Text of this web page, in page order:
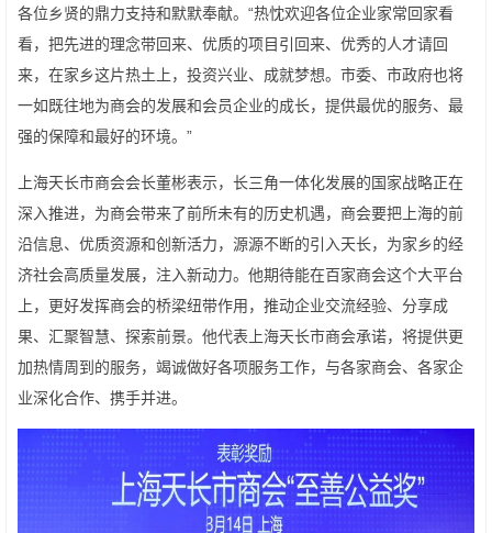
各位乡贤的鼎力支持和默默奉献。“热忱欢迎各位企业家常回家看
看，把先进的理念带回来、优质的项目引回来、优秀的人才请回
来，在家乡这片热土上，投资兴业、成就梦想。市委、市政府也将
一如既往地为商会的发展和会员企业的成长，提供最优的服务、最
强的保障和最好的环境。”
上海天长市商会会长董彬表示，长三角一体化发展的国家战略正在
深入推进，为商会带来了前所未有的历史机遇，商会要把上海的前
沿信息、优质资源和创新活力，源源不断的引入天长，为家乡的经
济社会高质量发展，注入新动力。他期待能在百家商会这个大平台
上，更好发挥商会的桥梁纽带作用，推动企业交流经验、分享成
果、汇聚智慧、探索前景。他代表上海天长市商会承诺，将提供更
加热情周到的服务，竭诚做好各项服务工作，与各家商会、各家企
业深化合作、携手并进。